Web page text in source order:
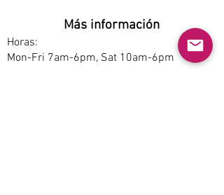
Más información
Horas:
Mon-Fri 7am-6pm, Sat 10am-6pm